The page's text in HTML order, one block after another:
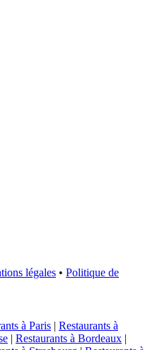
légales • Politique de
à Paris | Restaurants à
| Restaurants à Bordeaux |